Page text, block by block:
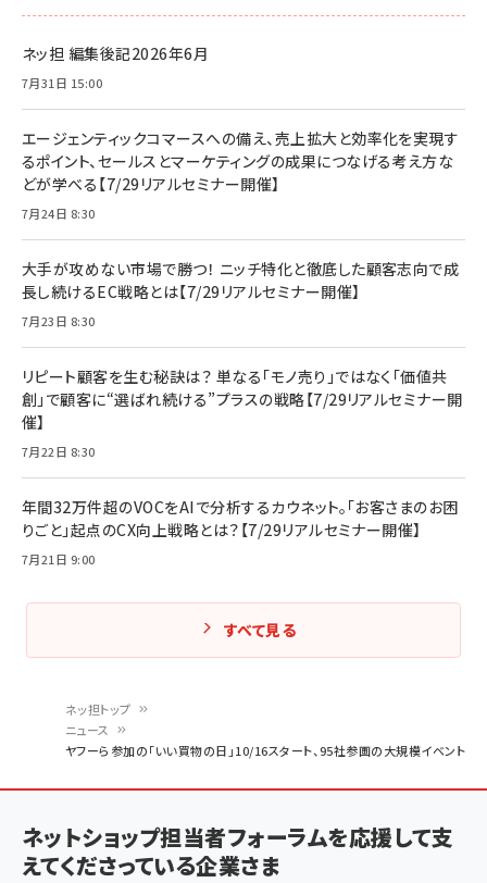
ン
く
ず
ネッ担トップ
ニュース
ヤフーら参加の「いい買物の日」10/16スタート、95社参画の大規模イベント
ネッ担 編集後記2026年6月
7月31日 15:00
エージェンティックコマースへの備え、売上拡大と効率化を実現す
るポイント、セールスとマーケティングの成果につなげる考え方な
どが学べる【7/29リアルセミナー開催】
7月24日 8:30
大手が攻めない市場で勝つ！ ニッチ特化と徹底した顧客志向で成
長し続けるEC戦略とは【7/29リアルセミナー開催】
7月23日 8:30
リピート顧客を生む秘訣は？ 単なる「モノ売り」ではなく「価値共
創」で顧客に“選ばれ続ける”プラスの戦略【7/29リアルセミナー開
催】
7月22日 8:30
年間32万件超のVOCをAIで分析するカウネット。「お客さまのお困
りごと」起点のCX向上戦略とは？【7/29リアルセミナー開催】
7月21日 9:00
すべて見る
ネットショップ担当者フォーラムを応援して支
えてくださっている企業さま